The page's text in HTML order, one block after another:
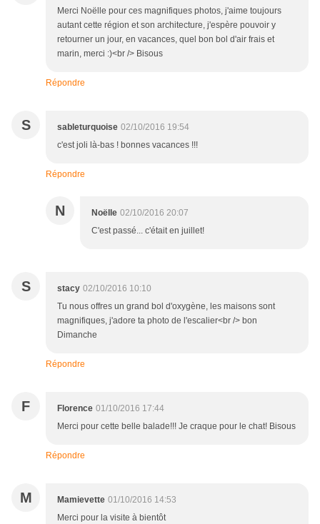
Merci Noëlle pour ces magnifiques photos, j'aime toujours
autant cette région et son architecture, j'espère pouvoir y
retourner un jour, en vacances, quel bon bol d'air frais et
marin, merci :)<br /> Bisous
Répondre
S sableturquoise 02/10/2016 19:54
c'est joli là-bas ! bonnes vacances !!!
Répondre
N Noëlle 02/10/2016 20:07
C'est passé... c'était en juillet!
S stacy 02/10/2016 10:10
Tu nous offres un grand bol d'oxygène, les maisons sont
magnifiques, j'adore ta photo de l'escalier<br /> bon
Dimanche
Répondre
F Florence 01/10/2016 17:44
Merci pour cette belle balade!!! Je craque pour le chat! Bisous
Répondre
M Mamievette 01/10/2016 14:53
Merci pour la visite à bientôt